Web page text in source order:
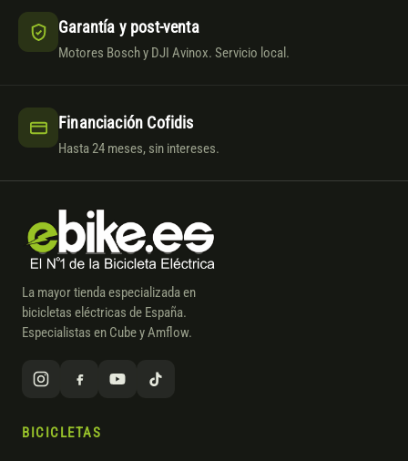
Garantía y post-venta
Motores Bosch y DJI Avinox. Servicio local.
Financiación Cofidis
Hasta 24 meses, sin intereses.
La mayor tienda especializada en
bicicletas eléctricas de España.
Especialistas en Cube y Amflow.
BICICLETAS